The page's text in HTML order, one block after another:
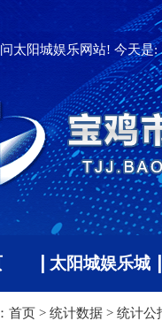
太阳城娱乐网站! 今天是:
太阳城娱乐城
首页 > 统计数据 > 统计公